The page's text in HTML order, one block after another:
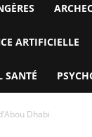
ARTIFICIELLE
SANTÉ
Dhabi